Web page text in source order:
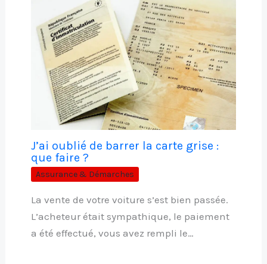
J’ai oublié de barrer la carte grise :
que faire ?
Assurance & Démarches
La vente de votre voiture s’est bien passée.
L’acheteur était sympathique, le paiement
a été effectué, vous avez rempli le…